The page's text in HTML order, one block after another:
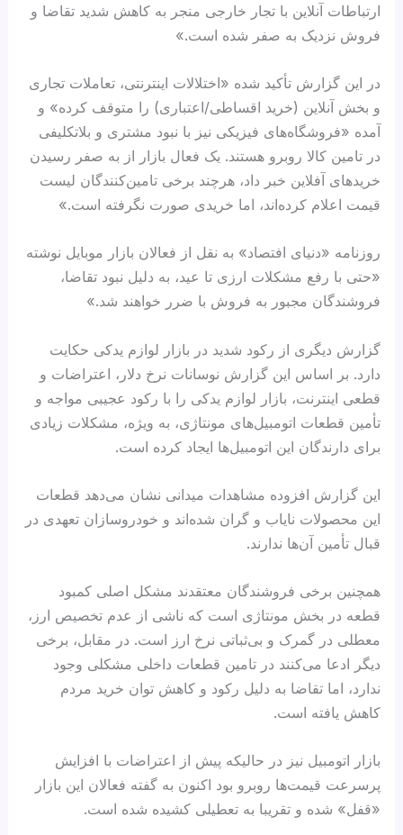
ارتباطات آنلاین با تجار خارجی منجر به کاهش شدید تقاضا و
فروش نزدیک به صفر شده است.»
در این گزارش تأکید شده «اختلالات اینترنتی، تعاملات تجاری
و بخش آنلاین (خرید اقساطی/اعتباری) را متوقف کرده» و
آمده «فروشگاه‌های فیزیکی نیز با نبود مشتری و بلاتکلیفی
در تامین کالا روبرو هستند. یک فعال بازار از به صفر رسیدن
خریدهای آفلاین خبر داد، هرچند برخی تامین‌کنندگان لیست
قیمت اعلام کرده‌اند، اما خریدی صورت نگرفته است.»
روزنامه «دنیای افتصاد» به نقل از فعالان بازار موبایل نوشته
«حتی با رفع مشکلات ارزی تا عید، به دلیل نبود تقاضا،
فروشندگان مجبور به فروش با ضرر خواهند شد.»
گزارش دیگری از رکود شدید در بازار لوازم یدکی حکایت
دارد. بر اساس این گزارش نوسانات نرخ دلار، اعتراضات و
قطعی اینترنت، بازار لوازم یدکی را با رکود عجیبی مواجه و
تأمین قطعات اتومبیل‌های مونتاژی، به ویژه، مشکلات زیادی
برای دارندگان این اتومبیل‌ها ایجاد کرده است.
این گزارش افزوده مشاهدات میدانی نشان می‌دهد قطعات
این محصولات نایاب و گران شده‌اند و خودروسازان تعهدی در
قبال تأمین آن‌ها ندارند.
همچنین برخی فروشندگان معتقدند مشکل اصلی کمبود
قطعه در بخش مونتاژی است که ناشی از عدم تخصیص ارز،
معطلی در گمرک و بی‌ثباتی نرخ ارز است. در مقابل، برخی
دیگر ادعا می‌کنند در تامین قطعات داخلی مشکلی وجود
ندارد، اما تقاضا به دلیل رکود و کاهش توان خرید مردم
کاهش یافته است.
بازار اتومبیل نیز در حالیکه پیش از اعتراضات با افزایش
پرسرعت قیمت‌ها روبرو بود اکنون به گفته فعالان این بازار
«قفل» شده و تقریبا به تعطیلی کشیده شده است.